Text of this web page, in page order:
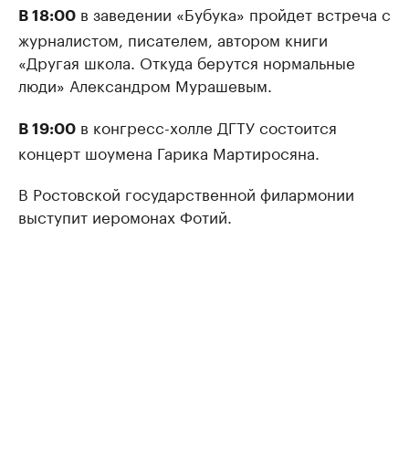
В 18:00 в заведении «Бубука» пройдет встреча с
журналистом, писателем, автором книги
«Другая школа. Откуда берутся нормальные
люди» Александром Мурашевым.
В 19:00 в конгресс-холле ДГТУ состоится
концерт шоумена Гарика Мартиросяна.
В Ростовской государственной филармонии
выступит иеромонах Фотий.